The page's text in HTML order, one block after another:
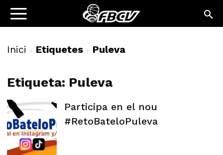
Inici Etiquetes Puleva
Etiqueta: Puleva
Participa en el nou
#RetoBateloPuleva